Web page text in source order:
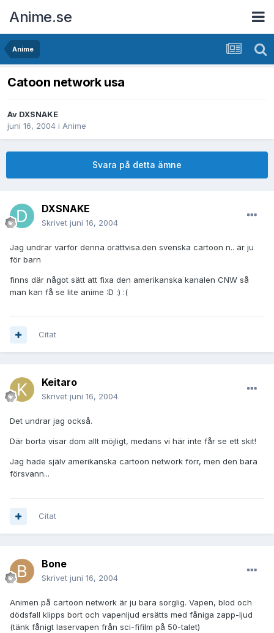
Anime.se
Anime
Catoon network usa
Av DXSNAKE
juni 16, 2004 i Anime
Svara på detta ämne
DXSNAKE
Skrivet juni 16, 2004
Jag undrar varför denna orättvisa.den svenska cartoon n.. är ju
för barn
finns där något sätt att fixa den amerikanska kanalen CNW så
man kan få se lite anime :D :) :(
Citat
Keitaro
Skrivet juni 16, 2004
Det undrar jag också.
Där borta visar dom allt möjligt, medans vi här inte får se ett skit!
Jag hade själv amerikanska cartoon network förr, men den bara
försvann...
Citat
Bone
Skrivet juni 16, 2004
Animen på cartoon network är ju bara sorglig. Vapen, blod och
dödsfall klipps bort och vapenljud ersätts med fåniga zapp-ljud
(tänk fånigt laservapen från sci-fifilm på 50-talet)